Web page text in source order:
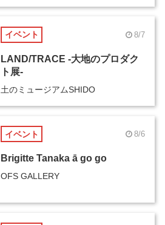
イベント 8/7
LAND/TRACE -大地のプロダク
ト展-
土のミュージアムSHIDO
イベント 8/6
Brigitte Tanaka ā go go
OFS GALLERY